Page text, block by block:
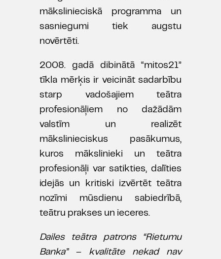
mākslinieciskā programma un
sasniegumi tiek augstu
novērtēti.
2008. gadā dibinātā “mitos21”
tīkla mērķis ir veicināt sadarbību
starp vadošajiem teātra
profesionāļiem no dažādām
valstīm un realizēt
mākslinieciskus pasākumus,
kuros mākslinieki un teātra
profesionāļi var satikties, dalīties
idejās un kritiski izvērtēt teātra
nozīmi mūsdienu sabiedrībā,
teātru prakses un ieceres.
Dailes teātra patrons “Rietumu
Banka” – kvalitāte nekad nav